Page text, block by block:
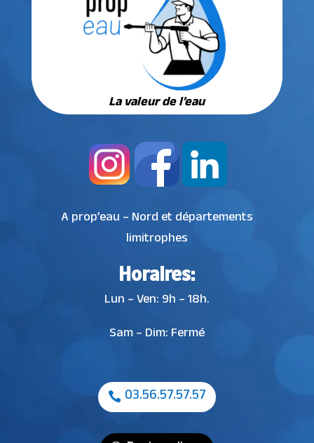
La valeur de l’eau
A prop’eau – Nord et départements
limitrophes
Horaires:
Lun – Ven: 9h – 18h.
Sam – Dim: Fermé
03.56.57.57.57